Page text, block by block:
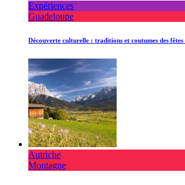
Expériences
Guadeloupe
Découverte culturelle : traditions et coutumes des fêtes
Autriche
Montagne